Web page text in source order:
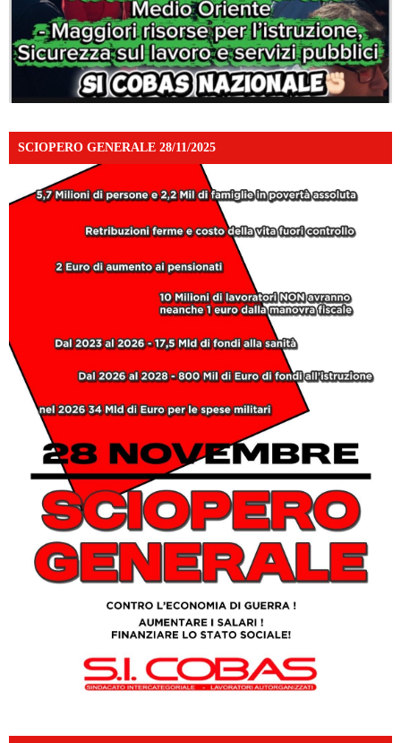
SCIOPERO GENERALE 28/11/2025